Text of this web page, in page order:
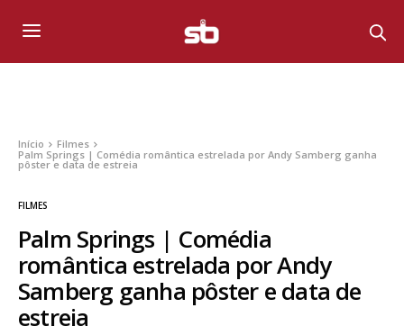
Início
Filmes
Palm Springs | Comédia romântica estrelada por Andy Samberg ganha
pôster e data de estreia
FILMES
Palm Springs | Comédia
romântica estrelada por Andy
Samberg ganha pôster e data de
estreia